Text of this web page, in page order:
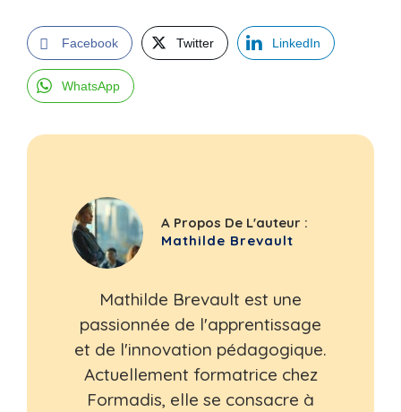
Facebook Twitter LinkedIn
WhatsApp
A Propos De L'auteur :
Mathilde Brevault
Mathilde Brevault est une
passionnée de l'apprentissage
et de l'innovation pédagogique.
Actuellement formatrice chez
Formadis, elle se consacre à